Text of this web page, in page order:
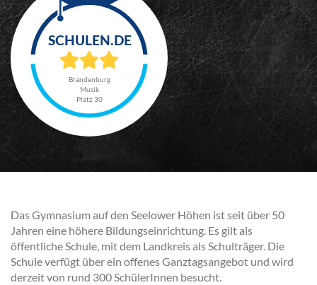
Brandenburg
Musik
Platz 30
Das Gymnasium auf den Seelower Höhen ist seit über 50
Jahren eine höhere Bildungseinrichtung. Es gilt als
öffentliche Schule, mit dem Landkreis als Schulträger. Die
Schule verfügt über ein offenes Ganztagsangebot und wird
derzeit von rund 300 SchülerInnen besucht.